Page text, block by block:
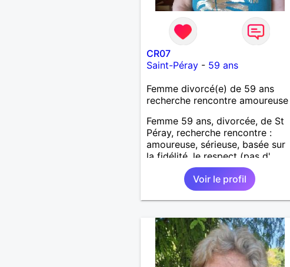
CR07
Saint-Péray- 59 ans
Femme divorcé(e) de 59 ans
recherche rencontre amoureuse
Femme 59 ans, divorcée, de St
Péray, recherche rencontre :
amoureuse, sérieuse, basée sur
la fidélité, le respect (pas d'
aventure d'un soir). Rien ne vaut
une rencontre après quelques
échanges par messages pour
savoir si il y a un feeling entre
Au plaisir de se découvrir...
Voir le profil